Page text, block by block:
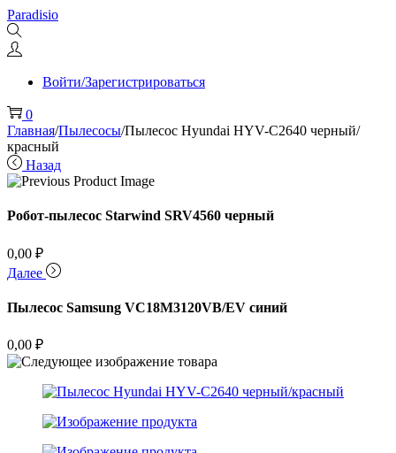
Перейти
к
навигации
Перейти
к
содержимому
Paradisio
Войти/Зарегистрироваться
0
Главная/Пылесосы/Пылесос Hyundai HYV-C2640 черный/
красный
Назад
Робот-пылесос Starwind SRV4560 черный
0,00 ₽
Далее
Пылесос Samsung VC18M3120VB/EV синий
0,00 ₽